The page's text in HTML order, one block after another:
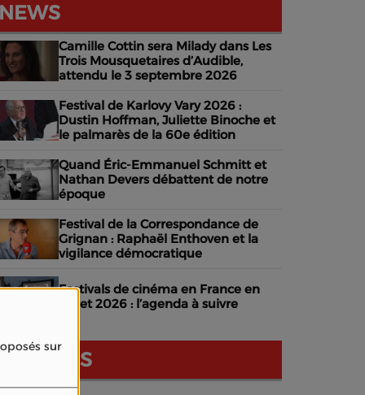
sur
NEWS
Camille Cottin sera Milady dans Les
Trois Mousquetaires d’Audible,
attendu le 3 septembre 2026
Festival de Karlovy Vary 2026 :
Dustin Hoffman, Juliette Binoche et
le palmarès de la 60e édition
Quand Éric-Emmanuel Schmitt et
Nathan Devers débattent de notre
époque
Festival de la Correspondance de
Grignan : Raphaël Enthoven et la
vigilance démocratique
Festivals de cinéma en France en
juillet 2026 : l’agenda à suivre
NOS AVIS